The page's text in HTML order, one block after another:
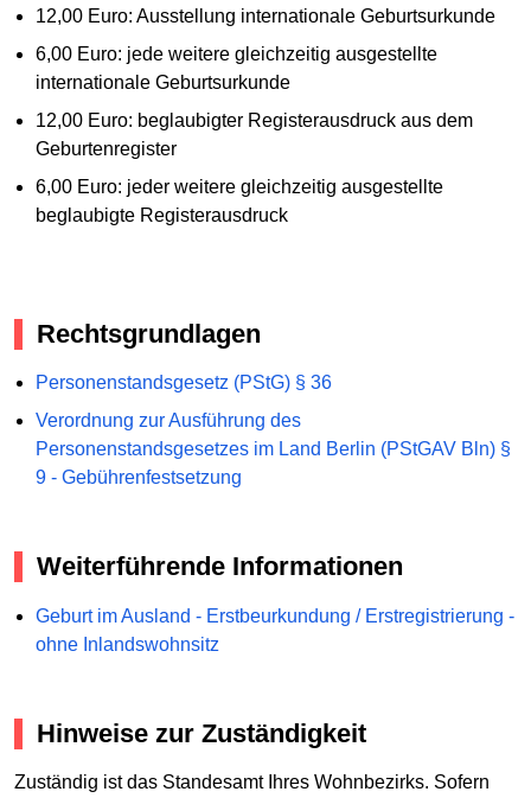
12,00 Euro: Ausstellung internationale Geburtsurkunde
6,00 Euro: jede weitere gleichzeitig ausgestellte
internationale Geburtsurkunde
12,00 Euro: beglaubigter Registerausdruck aus dem
Geburtenregister
6,00 Euro: jeder weitere gleichzeitig ausgestellte
beglaubigte Registerausdruck
Rechtsgrundlagen
Personenstandsgesetz (PStG) § 36
Verordnung zur Ausführung des
Personenstandsgesetzes im Land Berlin (PStGAV Bln) §
9 - Gebührenfestsetzung
Weiterführende Informationen
Geburt im Ausland - Erstbeurkundung / Erstregistrierung -
ohne Inlandswohnsitz
Hinweise zur Zuständigkeit
Zuständig ist das Standesamt Ihres Wohnbezirks. Sofern